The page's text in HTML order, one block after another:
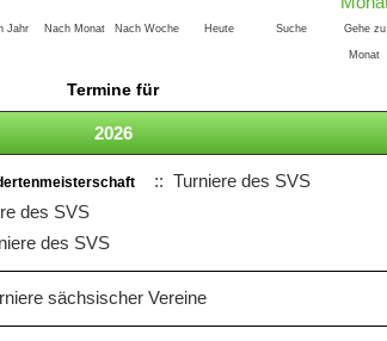
Jahr Nach Monat Nach Woche Heute Suche Gehe zu
Monat
Termine für
2026
:: Turniere des SVS
des SVS
des SVS
sächsischer Vereine